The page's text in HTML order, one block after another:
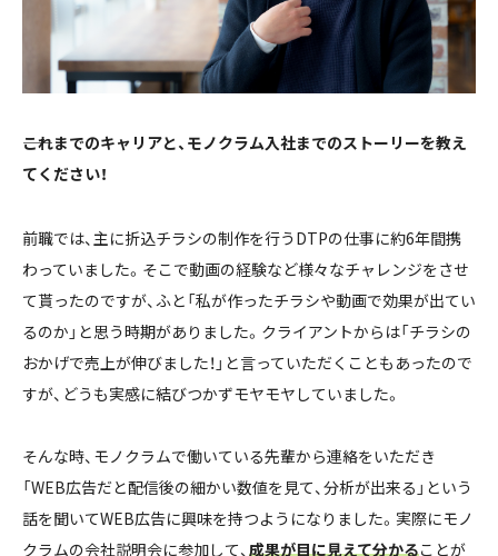
――これまでのキャリアと、モノクラム入社までのストーリーを教え
てください！
前職では、主に折込チラシの制作を行うDTPの仕事に約6年間携
わっていました。そこで動画の経験など様々なチャレンジをさせ
て貰ったのですが、ふと「私が作ったチラシや動画で効果が出てい
るのか」と思う時期がありました。クライアントからは「チラシの
おかげで売上が伸びました！」と言っていただくこともあったので
すが、どうも実感に結びつかずモヤモヤしていました。
そんな時、モノクラムで働いている先輩から連絡をいただき
「WEB広告だと配信後の細かい数値を見て、分析が出来る」という
話を聞いてWEB広告に興味を持つようになりました。実際にモノ
クラムの会社説明会に参加して、成果が目に見えて分かることが